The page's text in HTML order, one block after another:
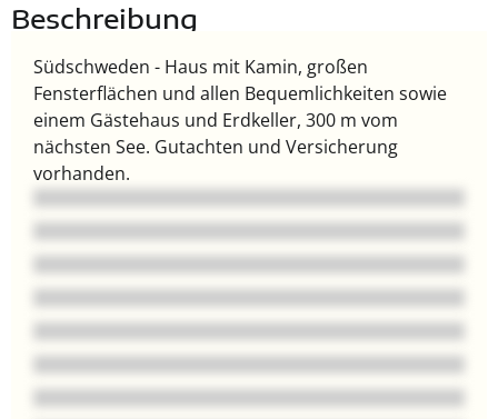
Beschreibung
Südschweden - Haus mit Kamin, großen
Fensterflächen und allen Bequemlichkeiten sowie
einem Gästehaus und Erdkeller, 300 m vom
nächsten See. Gutachten und Versicherung
vorhanden.